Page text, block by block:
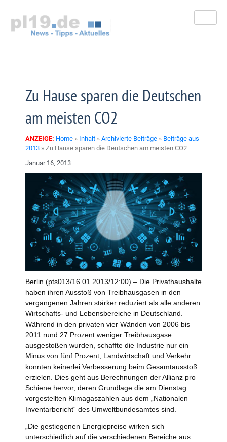
springen
Zu Hause sparen die Deutschen
am meisten CO2
ANZEIGE: Home » Inhalt » Archivierte Beiträge » Beiträge aus
2013 » Zu Hause sparen die Deutschen am meisten CO2
Januar 16, 2013
Berlin (pts013/16.01.2013/12:00) – Die Privathaushalte
haben ihren Ausstoß von Treibhausgasen in den
vergangenen Jahren stärker reduziert als alle anderen
Wirtschafts- und Lebensbereiche in Deutschland.
Während in den privaten vier Wänden von 2006 bis
2011 rund 27 Prozent weniger Treibhausgase
ausgestoßen wurden, schaffte die Industrie nur ein
Minus von fünf Prozent, Landwirtschaft und Verkehr
konnten keinerlei Verbesserung beim Gesamtausstoß
erzielen. Dies geht aus Berechnungen der Allianz pro
Schiene hervor, deren Grundlage die am Dienstag
vorgestellten Klimagaszahlen aus dem „Nationalen
Inventarbericht“ des Umweltbundesamtes sind.
„Die gestiegenen Energiepreise wirken sich
unterschiedlich auf die verschiedenen Bereiche aus.